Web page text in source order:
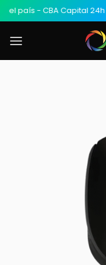
- CBA Capital 24h